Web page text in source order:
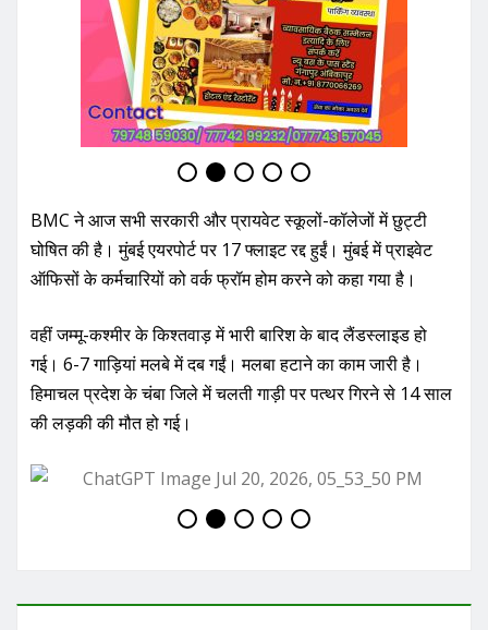
BMC ने आज सभी सरकारी और प्रायवेट स्कूलों-कॉलेजों में छुट्टी
घोषित की है। मुंबई एयरपोर्ट पर 17 फ्लाइट रद्द हुईं। मुंबई में प्राइवेट
ऑफिसों के कर्मचारियों को वर्क फ्रॉम होम करने को कहा गया है।
वहीं जम्मू-कश्मीर के किश्तवाड़ में भारी बारिश के बाद लैंडस्लाइड हो
गई। 6-7 गाड़ियां मलबे में दब गईं। मलबा हटाने का काम जारी है।
हिमाचल प्रदेश के चंबा जिले में चलती गाड़ी पर पत्थर गिरने से 14 साल
की लड़की की मौत हो गई।